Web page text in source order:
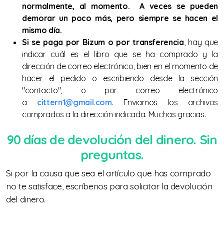
normalmente, al momento. A veces se pueden
demorar un poco más, pero siempre se hacen el
mismo día.
Si se paga por Bizum o por transferencia, hay que
indicar cuál es el libro que se ha comprado y la
dirección de correo electrónico, bien en el momento de
hacer el pedido o escribiendo desde la sección
"contacto", o por correo electrónico
a cittern1@gmail.com. Enviamos los archivos
comprados a la dirección indicada. Muchas gracias.
90 días de devolución del dinero. Sin
preguntas.
Si por la causa que sea el artículo que has comprado
no te satisface, escríbenos para solicitar la devolución
del dinero.
Libros de mandolina variados
Guía de acordes para MANDOLINA
50 melodías para MANDOLINA
10 cuartetos para bandurria/mandolina,
laúd/mandola y guitarra
LA GACETA DEL BOUZOUKI IRLANDÉS
Libros de GUITARRA
30 melodías de Europa para BANDURRIA
50 melodías para bandurria/laúd
Guía de acordes para GUITARRA